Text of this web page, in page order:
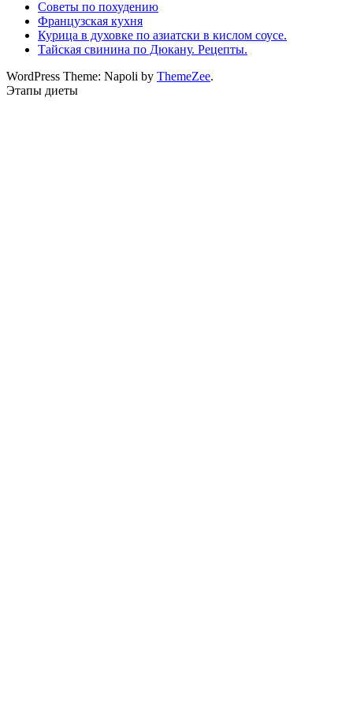
Советы по похудению
Французская кухня
Курица в духовке по азиатски в кислом соусе.
Тайская свинина по Дюкану. Рецепты.
WordPress Theme: Napoli by ThemeZee.
Этапы диеты